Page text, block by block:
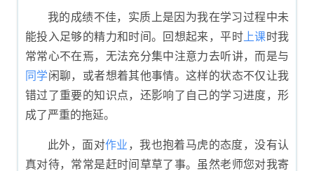
我的成绩不佳，实质上是因为我在学习过程中未
能投入足够的精力和时间。回想起来，平时上课时我
常常心不在焉，无法充分集中注意力去听讲，而是与
同学闲聊，或者想着其他事情。这样的状态不仅让我
错过了重要的知识点，还影响了自己的学习进度，形
成了严重的拖延。
此外，面对作业 ，我也抱着马虎的态度，没有认
真对待，常常是赶时间草草了事。虽然老师您对我寄